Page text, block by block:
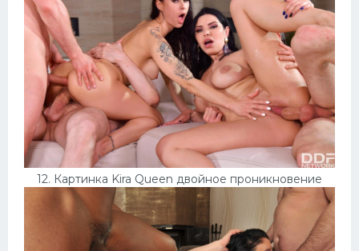
12. Картинка Kira Queen двойное проникновение